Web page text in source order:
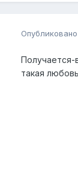
Опубликовано
Получается-
такая